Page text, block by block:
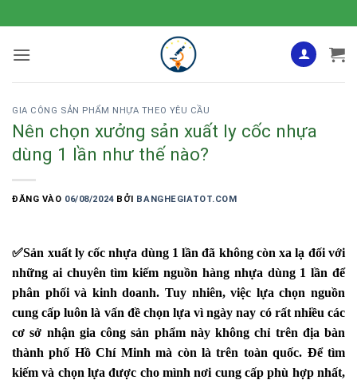
qua
nội
GIA CÔNG SẢN PHẨM NHỰA THEO YÊU CẦU
Nên chọn xưởng sản xuất ly cốc nhựa
dùng 1 lần như thế nào?
ĐĂNG VÀO 06/08/2024 BỞI BANGHEGIATOT.COM
✅Sản xuất ly cốc nhựa dùng 1 lần đã không còn xa lạ đối với
những ai chuyên tìm kiếm nguồn hàng nhựa dùng 1 lần để
phân phối và kinh doanh. Tuy nhiên, việc lựa chọn nguồn
cung cấp luôn là vấn đề chọn lựa vì ngày nay có rất nhiều các
cơ sở nhận gia công sản phẩm này không chỉ trên địa bàn
thành phố Hồ Chí Minh mà còn là trên toàn quốc. Để tìm
kiếm và chọn lựa được cho mình nơi cung cấp phù hợp nhất,